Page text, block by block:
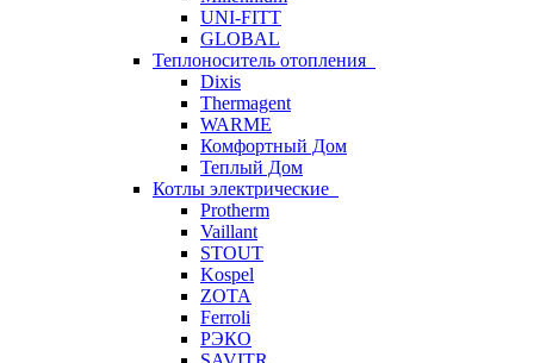
UNI-FITT
GLOBAL
Теплоноситель отопления
Dixis
Thermagent
WARME
Комфортный Дом
Теплый Дом
Котлы электрические
Protherm
Vaillant
STOUT
Kospel
ZOTA
Ferroli
РЭКО